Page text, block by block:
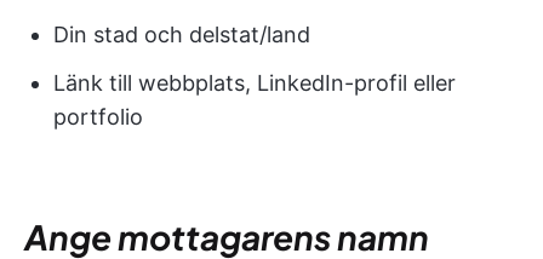
Din stad och delstat/land
Länk till webbplats, LinkedIn-profil eller
portfolio
Ange mottagarens namn